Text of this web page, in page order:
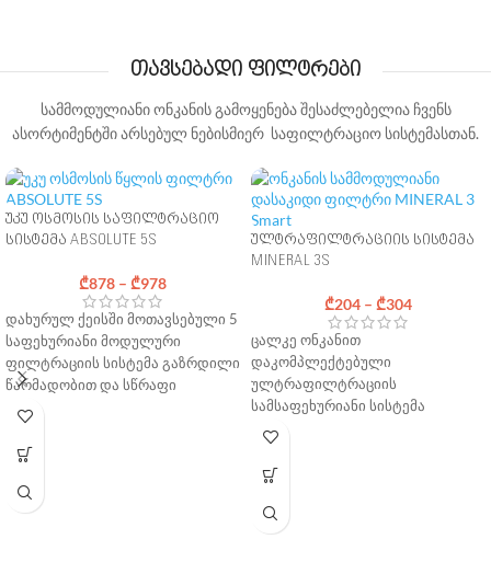
თავსებადი ფილტრები
სამმოდულიანი ონკანის გამოყენება შესაძლებელია ჩვენს
ასორტიმენტში არსებულ ნებისმიერ საფილტრაციო სისტემასთან.
უკუ ოსმოსის საფილტრაციო
სისტემა ABSOLUTE 5S
₾878 – ₾978
დახურულ ქეისში მოთავსებული 5
საფეხურიანი მოდულური
ფილტრაციის სისტემა გაზრდილი
წარმადობით და სწრაფი
კარტრიჯებით.
მონტაჟისთვის საჭირო
აქსესუარები
ულტრაფილტრაციის სისტემა
MINERAL 3S
₾204 – ₾304
ცალკე ონკანით
დაკომპლექტებული
ულტრაფილტრაციის
სამსაფეხურიანი სისტემა
მოყვება სტანდარტული
აქსესუარები
უფასო მიწოდება საქართველოს